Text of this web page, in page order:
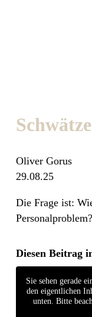
Oliver Gorus
29.08.25
Die Frage ist:
Diesen Beitrag
Sie sehen gerade
den eigentlichen
unten. Bitte